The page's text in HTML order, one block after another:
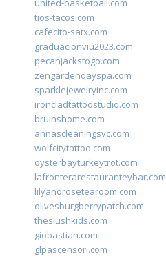
united-basketball.com
tios-tacos.com
cafecito-satx.com
graduacionviu2023.com
pecanjackstogo.com
zengardendayspa.com
sparklejewelryinc.com
ironcladtattoostudio.com
bruinshome.com
annascleaningsvc.com
wolfcitytattoo.com
oysterbayturkeytrot.com
lafronterarestauranteybar.com
lilyandrosetearoom.com
olivesburgberrypatch.com
theslushkids.com
giobastian.com
glpascensori.com